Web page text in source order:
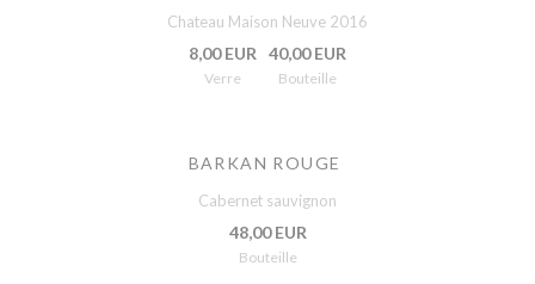
Chateau Maison Neuve 2016
8,00 EUR
Verre
40,00 EUR
Bouteille
BARKAN ROUGE
Cabernet sauvignon
48,00 EUR
Bouteille